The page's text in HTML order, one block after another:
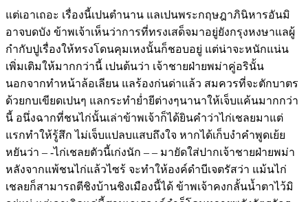
แต่เอาเถอะ เรื่องนี้เปนตำนาน แลเปนพระกฤษฎาภินิหารอันมิ
อาจบดบัง ข้าพเจ้าเห็นว่าการที่ทรงเสด็จมาอยู่ยังกรุงหงษาแลผู้
กำกับปูเรื่องให้ทรงโดนคุมเหงนั้นก็ชอบอยู่ แต่น่าจะหนักแน่น
เพิ่มเติมให้มากกว่านี้ เปนต้นว่า เจ้าชายฝ่ายพม่าคู่อรินั้น
นอกจากทำหน้าล้อเลียน แลร้องก่นด่าแล้ว สมควรที่จะตักบาตร
ด้วยกบเขียดเปนๆ แลกระทำย่ำยีต่างๆนานาให้เจ็บแค้นมากกว่า
นี้ อนึ่งฉากที่ชนไก่นั้นเล่าข้าพเจ้าก็ได้ยินคำว่าไก่เชลยมาแต่
แรกทำให้รู้สึก ไม่เจ็บแปลบแสบถึงใจ หากได้เก็บงำคำพูดเย้ย
หยันว่า – -ไก่เชลยตัวนี้เก่งนัก – – มายัดใส่ปากเจ้าชายฝ่ายพม่า
หลังจากแพ้ชนไก่แล้วไซร้ จะทำให้องค์ดำบีเจตรัสว่า แม้นไก่
เชลยก็สามารถตีชิงบ้านชิงเมืองนี้ได้ ข้าพเจ้าคงกลั้นน้ำตาไว้มิ